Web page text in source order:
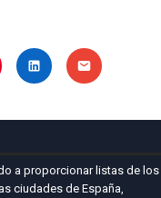
a proporcionar listas de los
ciudades de España,